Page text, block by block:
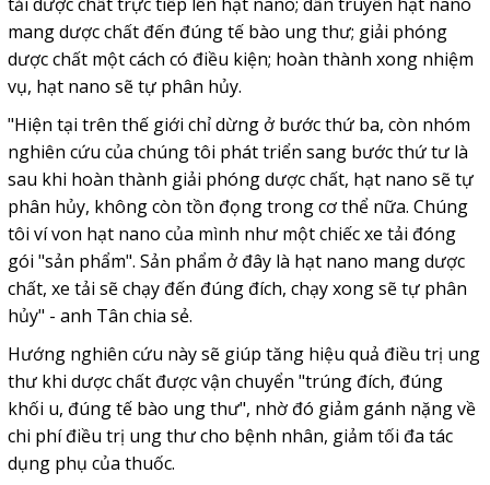
mang dược chất đến đúng tế bào ung thư; giải phóng
dược chất một cách có điều kiện; hoàn thành xong nhiệm
vụ, hạt nano sẽ tự phân hủy.
"Hiện tại trên thế giới chỉ dừng ở bước thứ ba, còn nhóm
nghiên cứu của chúng tôi phát triển sang bước thứ tư là
sau khi hoàn thành giải phóng dược chất, hạt nano sẽ tự
phân hủy, không còn tồn đọng trong cơ thể nữa. Chúng
tôi ví von hạt nano của mình như một chiếc xe tải đóng
gói "sản phẩm". Sản phẩm ở đây là hạt nano mang dược
chất, xe tải sẽ chạy đến đúng đích, chạy xong sẽ tự phân
hủy" - anh Tân chia sẻ.
Hướng nghiên cứu này sẽ giúp tăng hiệu quả điều trị ung
thư khi dược chất được vận chuyển "trúng đích, đúng
khối u, đúng tế bào ung thư", nhờ đó giảm gánh nặng về
chi phí điều trị ung thư cho bệnh nhân, giảm tối đa tác
dụng phụ của thuốc.